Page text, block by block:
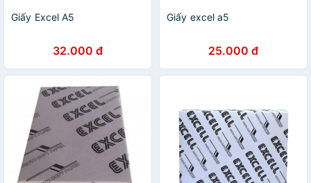
Giấy Excel A5
32.000 đ
Giấy excel a5
25.000 đ